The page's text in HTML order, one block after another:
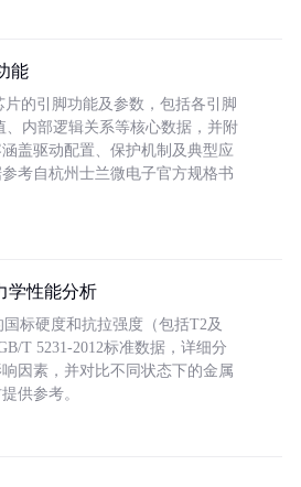
能
片的引脚功能及参数，包括各引脚
、内部逻辑关系等核心数据，并附
盖驱动配置、保护机制及典型应
考自杭州士兰微电子官方规格书
学性能分析
标硬度和抗拉强度（包括T2及
T 5231-2012标准数据，详细分
因素，并对比不同状态下的金属
供参考。